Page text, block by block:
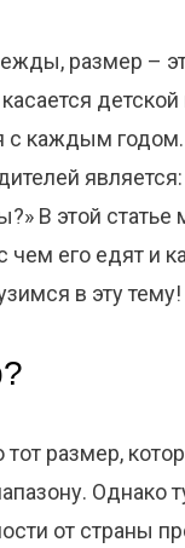
размер –
с каждым
является:
В этой
его едят и
в эту тему!
размер,
Однако
от страны